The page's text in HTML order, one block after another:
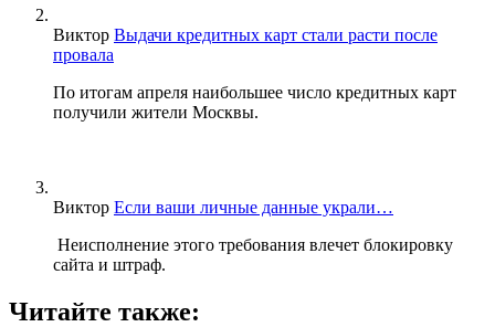
Виктор Выдачи кредитных карт стали расти после
провала
По итогам апреля наибольшее число кредитных карт
получили жители Москвы.
Виктор Если ваши личные данные украли…
Неисполнение этого требования влечет блокировку
сайта и штраф.
Читайте также: